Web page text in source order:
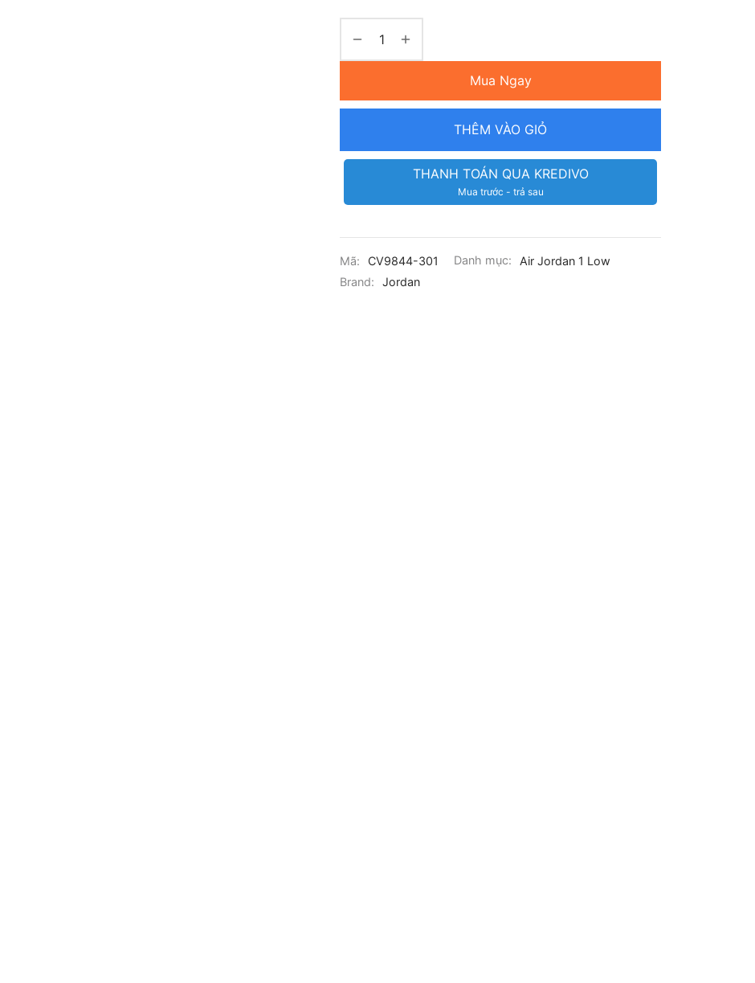
Mua Ngay
THÊM VÀO GIỎ
THANH TOÁN QUA KREDIVO
Mua trước - trả sau
Mã: CV9844-301 Danh mục:
Air Jordan 1 Low
Brand:
Jordan